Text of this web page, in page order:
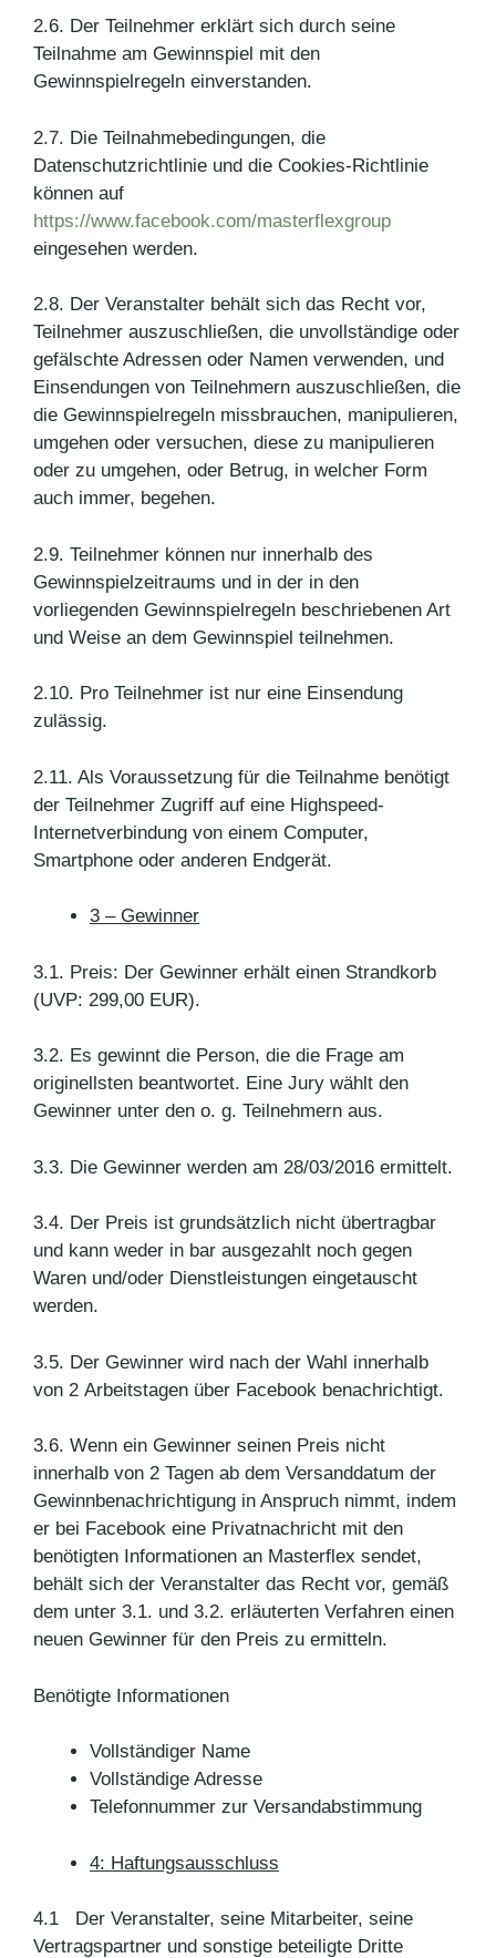
2.6. Der Teilnehmer erklärt sich durch seine
Teilnahme am Gewinnspiel mit den
Gewinnspielregeln einverstanden.
2.7. Die Teilnahmebedingungen, die
Datenschutzrichtlinie und die Cookies-Richtlinie
können auf
https://www.facebook.com/masterflexgroup
eingesehen werden.
2.8. Der Veranstalter behält sich das Recht vor,
Teilnehmer auszuschließen, die unvollständige oder
gefälschte Adressen oder Namen verwenden, und
Einsendungen von Teilnehmern auszuschließen, die
die Gewinnspielregeln missbrauchen, manipulieren,
umgehen oder versuchen, diese zu manipulieren
oder zu umgehen, oder Betrug, in welcher Form
auch immer, begehen.
2.9. Teilnehmer können nur innerhalb des
Gewinnspielzeitraums und in der in den
vorliegenden Gewinnspielregeln beschriebenen Art
und Weise an dem Gewinnspiel teilnehmen.
2.10. Pro Teilnehmer ist nur eine Einsendung
zulässig.
2.11. Als Voraussetzung für die Teilnahme benötigt
der Teilnehmer Zugriff auf eine Highspeed-
Internetverbindung von einem Computer,
Smartphone oder anderen Endgerät.
3 – Gewinner
3.1. Preis: Der Gewinner erhält einen Strandkorb
(UVP: 299,00 EUR).
3.2. Es gewinnt die Person, die die Frage am
originellsten beantwortet. Eine Jury wählt den
Gewinner unter den o. g. Teilnehmern aus.
3.3. Die Gewinner werden am 28/03/2016 ermittelt.
3.4. Der Preis ist grundsätzlich nicht übertragbar
und kann weder in bar ausgezahlt noch gegen
Waren und/oder Dienstleistungen eingetauscht
werden.
3.5. Der Gewinner wird nach der Wahl innerhalb
von 2 Arbeitstagen über Facebook benachrichtigt.
3.6. Wenn ein Gewinner seinen Preis nicht
innerhalb von 2 Tagen ab dem Versanddatum der
Gewinnbenachrichtigung in Anspruch nimmt, indem
er bei Facebook eine Privatnachricht mit den
benötigten Informationen an Masterflex sendet,
behält sich der Veranstalter das Recht vor, gemäß
dem unter 3.1. und 3.2. erläuterten Verfahren einen
neuen Gewinner für den Preis zu ermitteln.
Benötigte Informationen
Vollständiger Name
Vollständige Adresse
Telefonnummer zur Versandabstimmung
4: Haftungsausschluss
4.1 Der Veranstalter, seine Mitarbeiter, seine
Vertragspartner und sonstige beteiligte Dritte